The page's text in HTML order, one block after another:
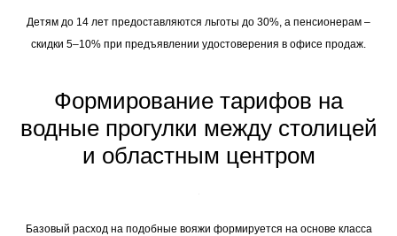
Детям до 14 лет предоставляются льготы до 30%, а пенсионерам –
скидки 5–10% при предъявлении удостоверения в офисе продаж.
Формирование тарифов на
водные прогулки между столицей
и областным центром
Базовый расход на подобные вояжи формируется на основе класса